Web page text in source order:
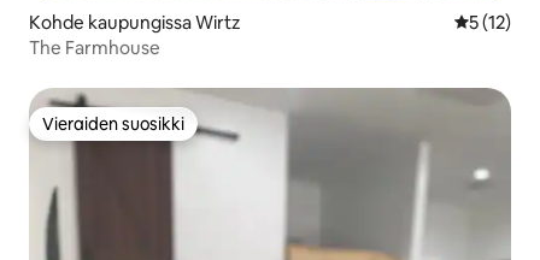
Kohde kaupungissa Wirtz
5 (12)
The Farmhouse
Vieraiden suosikki
Vieraiden suosikki